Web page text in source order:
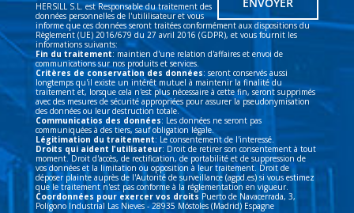
HERSILL S.L. est Responsable du traitement des
données personnelles de l'utililisateur et vous
informe que ces données seront traitées conformément aux dispositions du
Règlement (UE) 2016/679 du 27 avril 2016 (GDPR), et vous fournit les
informations suivants:
Fin du traitement: maintien d'une relation d'affaires et envoi de
communications sur nos produits et services.
Critères de conservation des données: seront conservés aussi
longtemps qu'il existe un intérêt mutuel à maintenir la finalité du
traitement et, lorsque cela n'est plus nécessaire à cette fin, seront supprimés
avec des mesures de sécurité appropriées pour assurer la pseudonymisation
des données ou leur destruction totale.
Communicatios des données: Les données ne seront pas
communiquées à des tiers, sauf obligation légale.
Légitimation du traitement: Le consentement de l'interessé.
Droits qui aident l'utilisateur: Droit de retirer son consentement à tout
moment. Droit d'accès, de rectification, de portabilité et de suppression de
vos données et la limitation ou opposition à leur traitement. Droit de
déposer plainte auprès de l'Autorité de surveillance (agpd.es) si vous estimez
que le traitement n'est pas conforme à la réglementation en vigueur.
Coordonnées pour exercer vos droits Puerto de Navacerrada, 3,
Polígono Industrial Las Nieves - 28935 Móstoles (Madrid) Espagne